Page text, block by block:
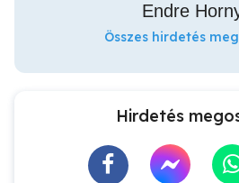
Endre
Összes hirdetés
Hirdetés